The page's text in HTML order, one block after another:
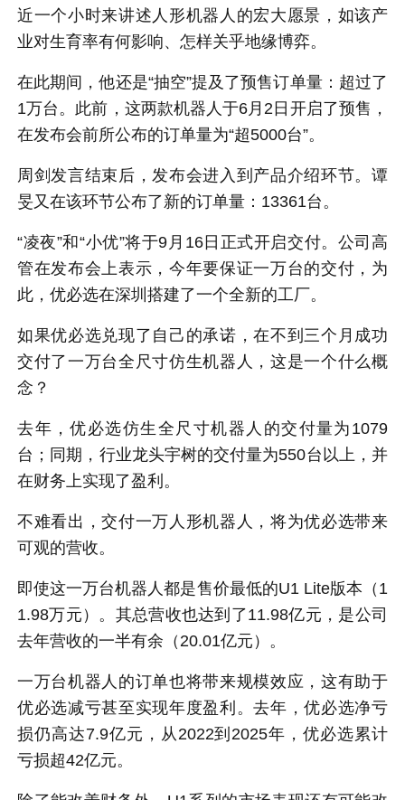
近一个小时来讲述人形机器人的宏大愿景，如该产
业对生育率有何影响、怎样关乎地缘博弈。
在此期间，他还是“抽空”提及了预售订单量：超过了
1万台。此前，这两款机器人于6月2日开启了预售，
在发布会前所公布的订单量为“超5000台”。
周剑发言结束后，发布会进入到产品介绍环节。谭
旻又在该环节公布了新的订单量：13361台。
“凌夜”和“小优”将于9月16日正式开启交付。公司高
管在发布会上表示，今年要保证一万台的交付，为
此，优必选在深圳搭建了一个全新的工厂。
如果优必选兑现了自己的承诺，在不到三个月成功
交付了一万台全尺寸仿生机器人，这是一个什么概
念？
去年，优必选仿生全尺寸机器人的交付量为1079
台；同期，行业龙头宇树的交付量为550台以上，并
在财务上实现了盈利。
不难看出，交付一万人形机器人，将为优必选带来
可观的营收。
即使这一万台机器人都是售价最低的U1 Lite版本（1
1.98万元）。其总营收也达到了11.98亿元，是公司
去年营收的一半有余（20.01亿元）。
一万台机器人的订单也将带来规模效应，这有助于
优必选减亏甚至实现年度盈利。去年，优必选净亏
损仍高达7.9亿元，从2022到2025年，优必选累计
亏损超42亿元。